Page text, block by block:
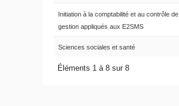
Initiation à la comptabilité et au contrôle de
gestion appliqués aux E2SMS
Sciences sociales et santé
Éléments 1 à 8 sur 8